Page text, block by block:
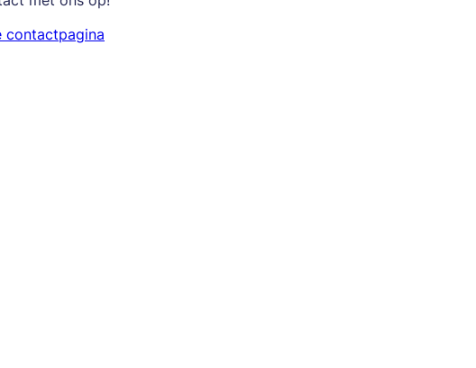
contactpagina